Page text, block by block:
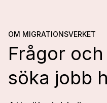
Om
OM MIGRATIONSVERKET
Frågor
söka jobb